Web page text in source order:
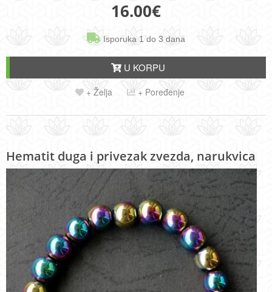
16.00€
Isporuka 1 do 3 dana
U KORPU
+ Želja + Poređenje
Hematit duga i privezak zvezda, narukvica